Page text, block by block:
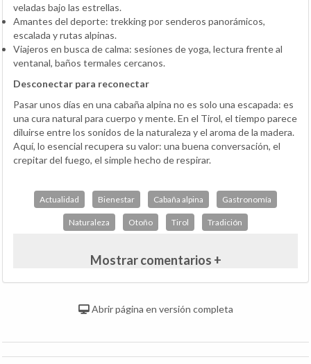
veladas bajo las estrellas.
Amantes del deporte: trekking por senderos panorámicos,
escalada y rutas alpinas.
Viajeros en busca de calma: sesiones de yoga, lectura frente al
ventanal, baños termales cercanos.
Desconectar para reconectar
Pasar unos días en una cabaña alpina no es solo una escapada: es
una cura natural para cuerpo y mente. En el Tirol, el tiempo parece
diluirse entre los sonidos de la naturaleza y el aroma de la madera.
Aquí, lo esencial recupera su valor: una buena conversación, el
crepitar del fuego, el simple hecho de respirar.
Actualidad Bienestar Cabaña alpina Gastronomía
Naturaleza Otoño Tirol Tradición
Mostrar comentarios +
Abrir página en versión completa